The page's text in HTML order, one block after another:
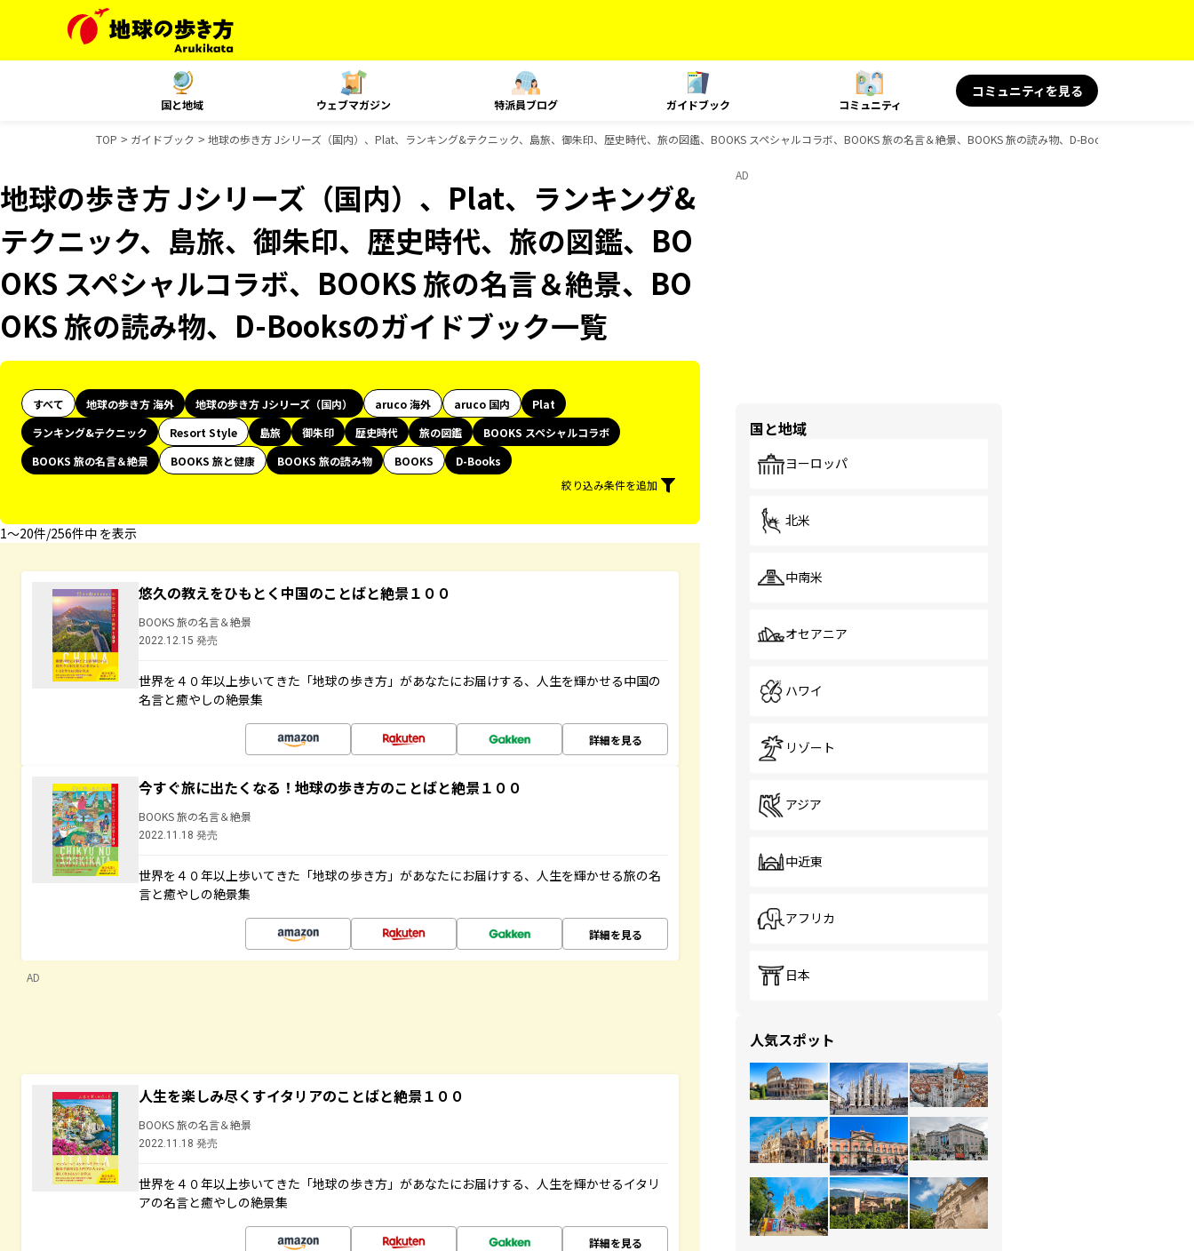
国と地域 ウェブマガジン 特派員ブログ ガイドブック コミュニティ
コミュニティを見る
TOP ガイドブック 地球の歩き方 Jシリーズ（国内）、Plat、ランキング&テクニック、島旅、御朱印、歴史時代、旅の図鑑、BOOKS スペシャルコラボ、BOOKS 旅の名言＆絶景、BOOKS 旅の読み物、D-Booksのガイドブック
地球の歩き方 Jシリーズ（国内）、Plat、ランキング&
テクニック、島旅、御朱印、歴史時代、旅の図鑑、BO
OKS スペシャルコラボ、BOOKS 旅の名言＆絶景、BO
OKS 旅の読み物、D-Booksのガイドブック一覧
すべて 地球の歩き方 海外 地球の歩き方 Jシリーズ（国内） aruco 海外 aruco 国内
Plat
ランキング&テクニック
Resort Style 島旅 御朱印 歴史時代 旅の図鑑
BOOKS スペシャルコラボ
BOOKS 旅の名言＆絶景
BOOKS 旅と健康 BOOKS 旅の読み物 BOOKS
D-Books
絞り込み条件を追加
1〜20件/256件中 を表示
悠久の教えをひもとく中国のことばと絶景１００
BOOKS 旅の名言＆絶景
2022.12.15 発売
世界を４０年以上歩いてきた「地球の歩き方」があなたにお届けする、人生を輝かせる中国の
名言と癒やしの絶景集
詳細を見る
今すぐ旅に出たくなる！地球の歩き方のことばと絶景１００
BOOKS 旅の名言＆絶景
2022.11.18 発売
世界を４０年以上歩いてきた「地球の歩き方」があなたにお届けする、人生を輝かせる旅の名
言と癒やしの絶景集
詳細を見る
AD
人生を楽しみ尽くすイタリアのことばと絶景１００
BOOKS 旅の名言＆絶景
2022.11.18 発売
世界を４０年以上歩いてきた「地球の歩き方」があなたにお届けする、人生を輝かせるイタリ
アの名言と癒やしの絶景集
詳細を見る
AD
国と地域
ヨーロッパ
北米
中南米
オセアニア
ハワイ
リゾート
アジア
中近東
アフリカ
日本
人気スポット